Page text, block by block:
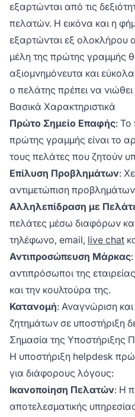
εξαρτώνται από τις
πελατών. Η εικόνα και η
εξαρτώνται εξ ολοκλήρου
μέλη της πρώτης γραμμής
αξιομνημόνευτα και
ο πελάτης πρέπει να
Βασικά Χαρακτηριστικά
Πρώτο Σημείο Επαφής: Το
πρώτης γραμμής είναι το
τους πελάτες που ζητούν
Επίλυση Προβλημάτων:
αντιμετώπιση
Αλληλεπίδραση με
πελάτες μέσω διαφόρων
τηλέφωνο, email, live chat
Αντιπροσώπευση Μάρκας
αντιπρόσωποι της
και την κουλτούρα της.
Κατανομή: Αναγνώριση
ζητημάτων σε υποστήριξη
Σημασία της Υποστήριξης
Η υποστήριξη helpdesk
για διάφορους λόγους:
Ικανοποίηση Πελατών: Η
αποτελεσματικής